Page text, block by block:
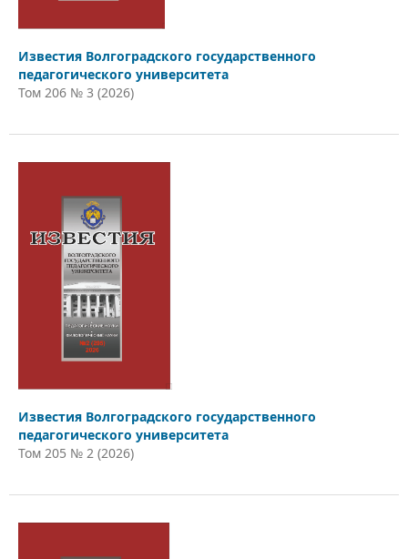
Известия Волгоградского государственного
педагогического университета
Том 206 № 3 (2026)
Известия Волгоградского государственного
педагогического университета
Том 205 № 2 (2026)